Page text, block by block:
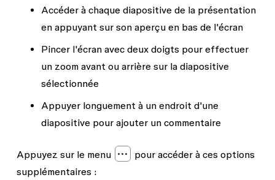
Accéder à chaque diapositive de la présentation
en appuyant sur son aperçu en bas de l'écran
Pincer l'écran avec deux doigts pour effectuer
un zoom avant ou arrière sur la diapositive
sélectionnée
Appuyer longuement à un endroit d'une
diapositive pour ajouter un commentaire
Appuyez sur le menu
pour accéder à ces options
supplémentaires :